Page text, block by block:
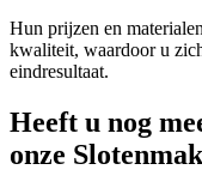
Hun prijzen en
kwaliteit, waardoor u
eindresultaat.
Heeft u nog
onze